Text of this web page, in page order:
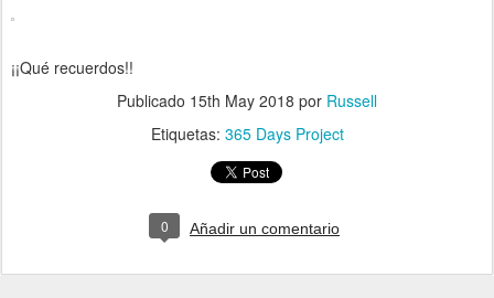
¡¡Qué recuerdos!!
Publicado 15th May 2018 por Russell
Etiquetas: 365 Days Project
0 Añadir un comentario